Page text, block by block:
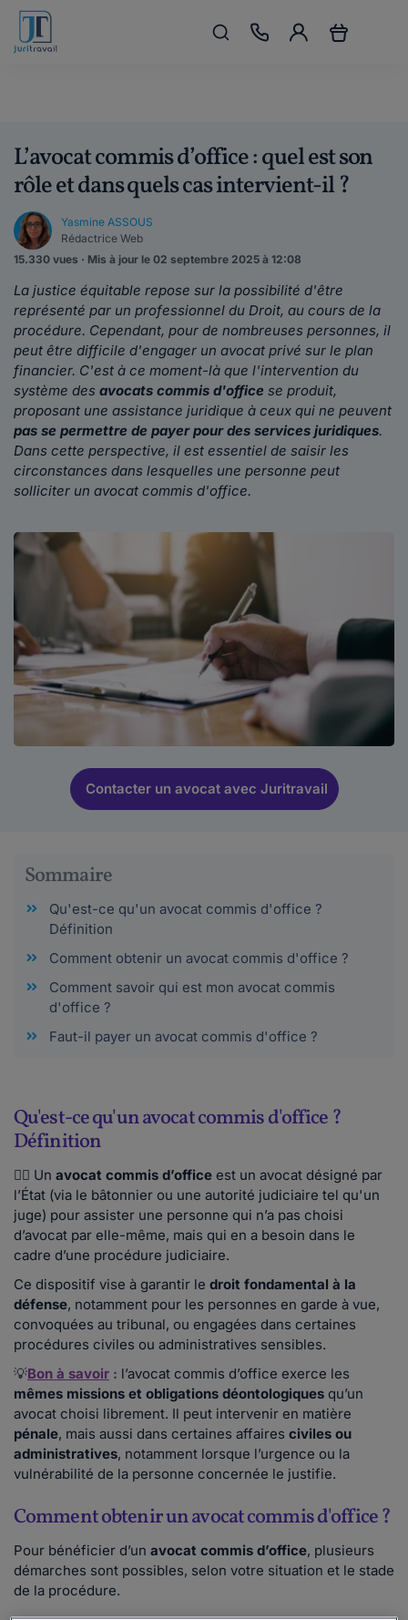
L’avocat commis d’office : quel est son
rôle et dans quels cas intervient-il ?
Yasmine ASSOUS
Rédactrice Web
15.330 vues · Mis à jour le 02 septembre 2025 à 12:08
La justice équitable repose sur la possibilité d'être
représenté par un professionnel du Droit, au cours de la
procédure. Cependant, pour de nombreuses personnes, il
peut être difficile d'engager un avocat privé sur le plan
financier. C'est à ce moment-là que l'intervention du
système des avocats commis d'office se produit,
proposant une assistance juridique à ceux qui ne peuvent
pas se permettre de payer pour des services juridiques.
Dans cette perspective, il est essentiel de saisir les
circonstances dans lesquelles une personne peut
solliciter un avocat commis d'office.
Contacter un avocat avec Juritravail
Sommaire
Qu'est-ce qu'un avocat commis d'office ?
Définition
Comment obtenir un avocat commis d'office ?
Comment savoir qui est mon avocat commis
d'office ?
Faut-il payer un avocat commis d'office ?
Qu'est-ce qu'un avocat commis d'office ?
Définition
👨‍⚖️ Un avocat commis d’office est un avocat désigné par
l’État (via le bâtonnier ou une autorité judiciaire tel qu'un
juge) pour assister une personne qui n’a pas choisi
d’avocat par elle-même, mais qui en a besoin dans le
cadre d’une procédure judiciaire.
Ce dispositif vise à garantir le droit fondamental à la
défense, notamment pour les personnes en garde à vue,
convoquées au tribunal, ou engagées dans certaines
procédures civiles ou administratives sensibles.
💡Bon à savoir : l’avocat commis d’office exerce les
mêmes missions et obligations déontologiques qu’un
avocat choisi librement. Il peut intervenir en matière
pénale, mais aussi dans certaines affaires civiles ou
administratives, notamment lorsque l’urgence ou la
vulnérabilité de la personne concernée le justifie.
Comment obtenir un avocat commis d'office ?
Pour bénéficier d’un avocat commis d’office, plusieurs
démarches sont possibles, selon votre situation et le stade
de la procédure.